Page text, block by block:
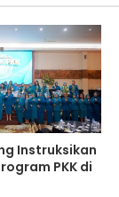
Instruksikan
PKK di